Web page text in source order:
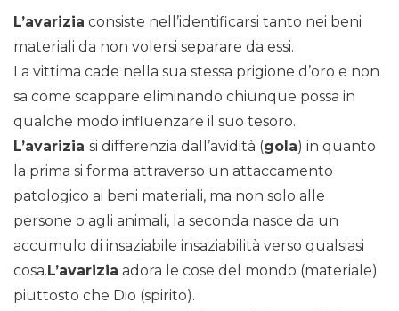
L’avarizia consiste nell’identificarsi tanto nei beni
materiali da non volersi separare da essi.
La vittima cade nella sua stessa prigione d’oro e non
sa come scappare eliminando chiunque possa in
qualche modo influenzare il suo tesoro.
L’avarizia si differenzia dall’avidità (gola) in quanto
la prima si forma attraverso un attaccamento
patologico ai beni materiali, ma non solo alle
persone o agli animali, la seconda nasce da un
accumulo di insaziabile insaziabilità verso qualsiasi
cosa.L’avarizia adora le cose del mondo (materiale)
piuttosto che Dio (spirito).